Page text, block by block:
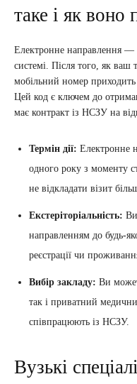
таке і як воно
Електронне направлення
системі. Після того, як ваш
мобільний номер
Цей код є ключем до
має контракт із НСЗУ на
Термін дії: Електронне
одного року з моменту
не відкладати візит
Екстеріторіальність:
направленням до будь-
реєстрації чи
Вибір закладу: Ви
так і приватний
співпрацюють із НСЗУ.
Вузькі